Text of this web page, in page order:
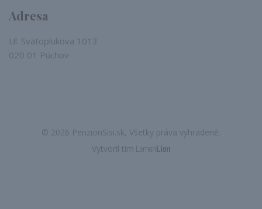
Adresa
Ul. Svätoplukova 1013
020 01 Púchov
© 2026 PenzionSisi.sk, Všetky práva vyhradené.
Vytvoril tím